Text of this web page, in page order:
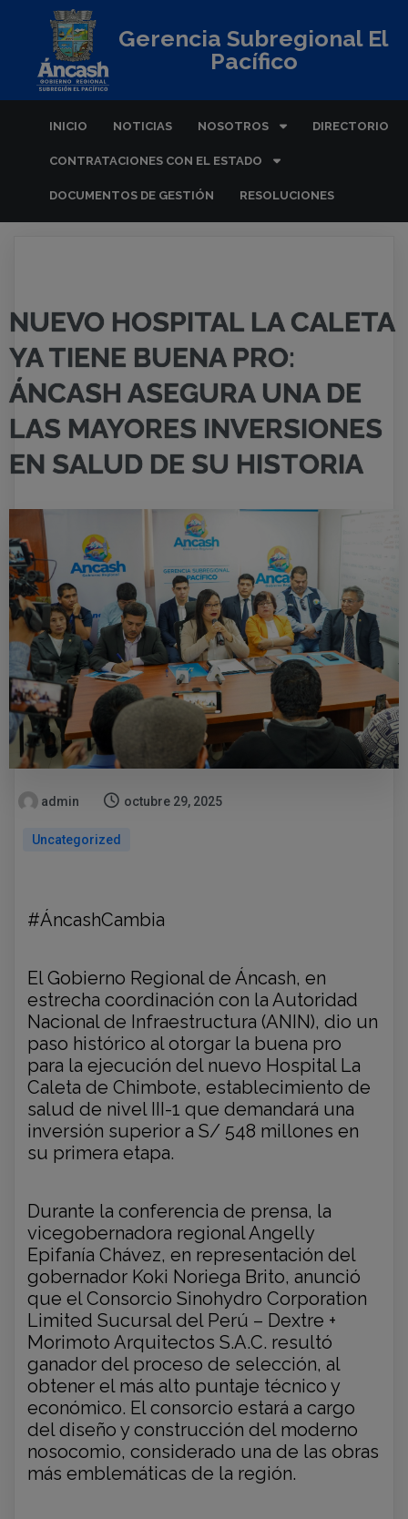
Gerencia Subregional El
Pacífico
INICIO NOTICIAS NOSOTROS DIRECTORIO
CONTRATACIONES CON EL ESTADO
DOCUMENTOS DE GESTIÓN RESOLUCIONES
NUEVO HOSPITAL LA CALETA
YA TIENE BUENA PRO:
ÁNCASH ASEGURA UNA DE
LAS MAYORES INVERSIONES
EN SALUD DE SU HISTORIA
admin octubre 29, 2025
Uncategorized
#ÁncashCambia
El Gobierno Regional de Áncash, en
estrecha coordinación con la Autoridad
Nacional de Infraestructura (ANIN), dio un
paso histórico al otorgar la buena pro
para la ejecución del nuevo Hospital La
Caleta de Chimbote, establecimiento de
salud de nivel III-1 que demandará una
inversión superior a S/ 548 millones en
su primera etapa.
Durante la conferencia de prensa, la
vicegobernadora regional Angelly
Epifanía Chávez, en representación del
gobernador Koki Noriega Brito, anunció
que el Consorcio Sinohydro Corporation
Limited Sucursal del Perú – Dextre +
Morimoto Arquitectos S.A.C. resultó
ganador del proceso de selección, al
obtener el más alto puntaje técnico y
económico. El consorcio estará a cargo
del diseño y construcción del moderno
nosocomio, considerado una de las obras
más emblemáticas de la región.